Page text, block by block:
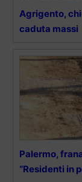
Agrigento,
caduta massi
Palermo,
“Residenti in